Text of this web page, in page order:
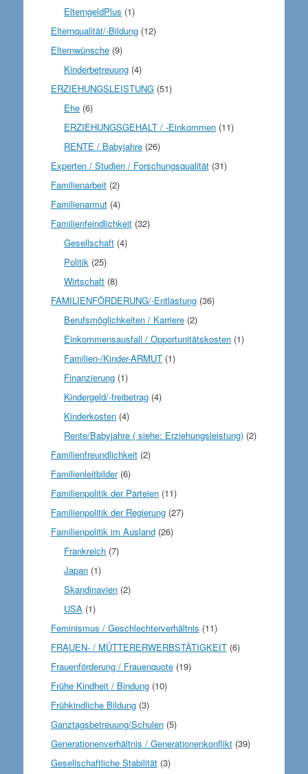
ElterngeldPlus (1)
Elternqualität/-Bildung(12)
Elternwünsche(9)
Kinderbetreuung (4)
ERZIEHUNGSLEISTUNG(51)
Ehe (6)
ERZIEHUNGSGEHALT / -Einkommen (11)
RENTE / Babyjahre (26)
Experten / Studien / Forschungsqualität(31)
Familienarbeit(2)
Familienarmut(4)
Familienfeindlichkeit(32)
Gesellschaft (4)
Politik (25)
Wirtschaft (8)
FAMILIENFÖRDERUNG/-Entlastung(36)
Berufsmöglichkeiten / Karriere (2)
Einkommensausfall / Opportunitätskosten (1)
Familien-/Kinder-ARMUT (1)
Finanzierung (1)
Kindergeld/-freibetrag (4)
Kinderkosten (4)
Rente/Babyjahre ( siehe: Erziehungsleistung) (2)
Familienfreundlichkeit(2)
Familienleitbilder(6)
Familienpolitik der Parteien(11)
Familienpolitik der Regierung(27)
Familienpolitik im Ausland(26)
Frankreich (7)
Japan (1)
Skandinavien (2)
USA (1)
Feminismus / Geschlechterverhältnis (11)
FRAUEN- / MÜTTERERWERBSTÄTIGKEIT(6)
Frauenförderung / Frauenquote(19)
Frühe Kindheit / Bindung(10)
Frühkindliche Bildung(3)
Ganztagsbetreuung/Schulen(5)
Generationenverhältnis / Generationenkonflikt(39)
Gesellschaftliche Stabilität(3)